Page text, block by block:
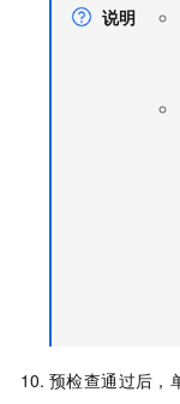
说明
预检查通过后，